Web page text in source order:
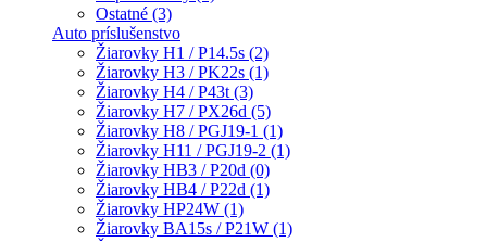
Ostatné (3)
Auto príslušenstvo
Žiarovky H1 / P14.5s (2)
Žiarovky H3 / PK22s (1)
Žiarovky H4 / P43t (3)
Žiarovky H7 / PX26d (5)
Žiarovky H8 / PGJ19-1 (1)
Žiarovky H11 / PGJ19-2 (1)
Žiarovky HB3 / P20d (0)
Žiarovky HB4 / P22d (1)
Žiarovky HP24W (1)
Žiarovky BA15s / P21W (1)